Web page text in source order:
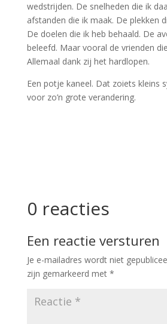
wedstrijden. De snelheden die ik
afstanden die ik maak. De plekken
De doelen die ik heb behaald. De
beleefd. Maar vooral de vrienden
Allemaal dank zij het hardlopen.
Een potje kaneel. Dat zoiets kleins
voor zo’n grote verandering.
0 reacties
Een reactie versturen
Je e-mailadres wordt niet
zijn gemarkeerd met *